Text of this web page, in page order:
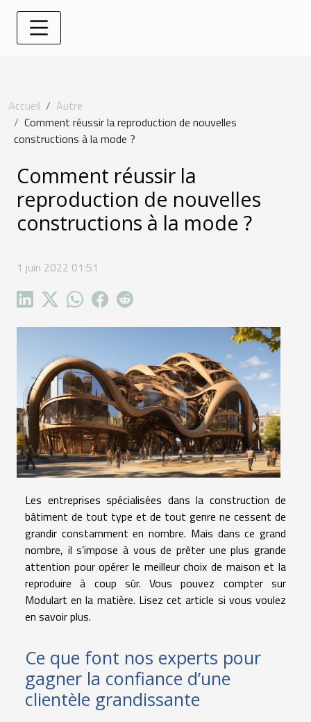
Accueil
Autre
Comment réussir la reproduction de nouvelles
constructions à la mode ?
Comment réussir la
reproduction de nouvelles
constructions à la mode ?
1 juin 2022 01:51
Les entreprises spécialisées dans la construction de
bâtiment de tout type et de tout genre ne cessent de
grandir constamment en nombre. Mais dans ce grand
nombre, il s’impose à vous de prêter une plus grande
attention pour opérer le meilleur choix de maison et la
reproduire à coup sûr. Vous pouvez compter sur
Modulart en la matière. Lisez cet article si vous voulez
en savoir plus.
Ce que font nos experts pour
gagner la confiance d’une
clientèle grandissante